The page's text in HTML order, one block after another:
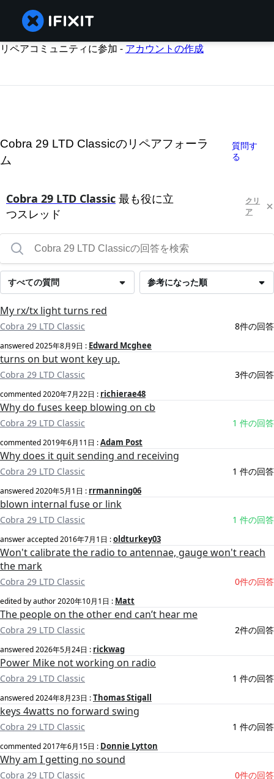
リペアコミュニティに参加 - アカウントの作成
Cobra 29 LTD Classicのリペアフォーラ
ム
質問す
る
Cobra 29 LTD Classic 最も役に立
つスレッド
クリ
ア
参考になった順
すべての質問
My rx/tx light turns red
Cobra 29 LTD Classic 8件の回答
answered2025年8月9日 : Edward Mcghee
turns on but wont key up.
Cobra 29 LTD Classic 3件の回答
commented2020年7月22日 : richierae48
Why do fuses keep blowing on cb
Cobra 29 LTD Classic 1 件の回答
commented2019年6月11日 :Adam Post
Why does it quit sending and receiving
Cobra 29 LTD Classic 1 件の回答
answered2020年5月1日 : rrmanning06
blown internal fuse or link
Cobra 29 LTD Classic 1 件の回答
answer accepted2016年7月1日 :oldturkey03
Won't calibrate the radio to antennae, gauge won't reach
the mark
Cobra 29 LTD Classic 0件の回答
edited by author2020年10月1日 : Matt
The people on the other end can’t hear me
Cobra 29 LTD Classic 2件の回答
answered2026年5月24日 : rickwag
Power Mike not working on radio
Cobra 29 LTD Classic 1 件の回答
answered2024年8月23日 :Thomas Stigall
keys 4watts no forward swing
Cobra 29 LTD Classic 1 件の回答
commented2017年6月15日 : Donnie Lytton
Why am I getting no sound
Cobra 29 LTD Classic 0件の回答